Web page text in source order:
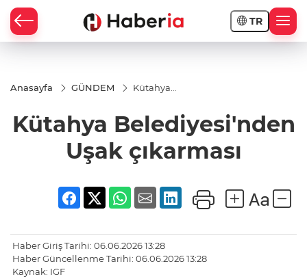
TR
Anasayfa GÜNDEM
Kütahya
Kütahya Belediyesi'nden
Uşak çıkarması
Haber Giriş Tarihi: 06.06.2026 13:28
Haber Güncellenme Tarihi: 06.06.2026 13:28
Kaynak: IGF